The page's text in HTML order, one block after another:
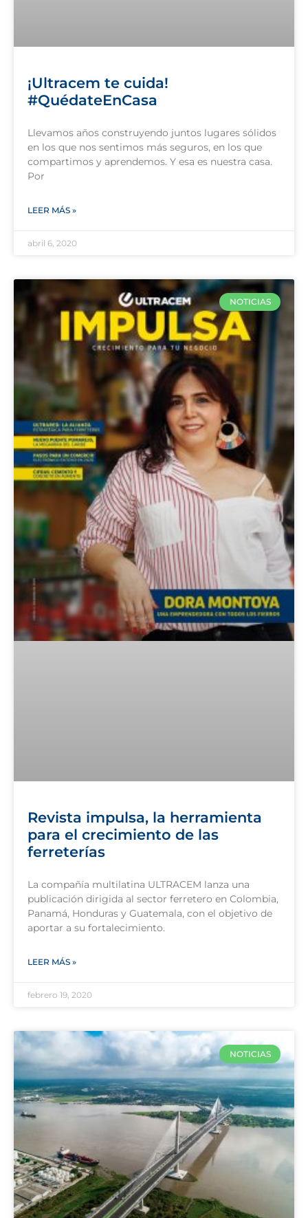
¡Ultracem te cuida!
#QuédateEnCasa
Llevamos años construyendo juntos lugares sólidos
en los que nos sentimos más seguros, en los que
compartimos y aprendemos. Y esa es nuestra casa.
Por
LEER MÁS »
abril 6, 2020
NOTICIAS
Revista impulsa, la herramienta
para el crecimiento de las
ferreterías
La compañía multilatina ULTRACEM lanza una
publicación dirigida al sector ferretero en Colombia,
Panamá, Honduras y Guatemala, con el objetivo de
aportar a su fortalecimiento.
LEER MÁS »
febrero 19, 2020
NOTICIAS